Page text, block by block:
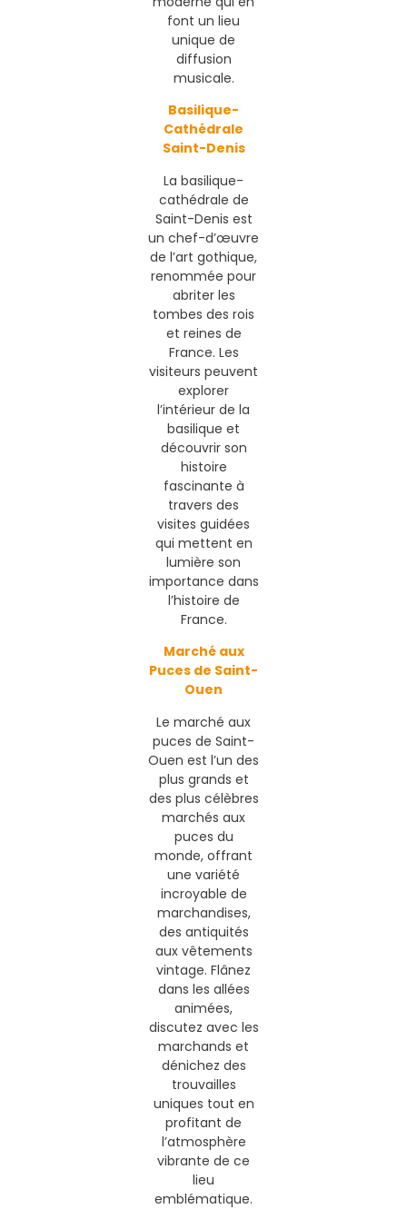
font un lieu
unique de
diffusion
musicale.
Basilique-
Cathédrale
Saint-Denis
La basilique-
cathédrale de
Saint-Denis est
un chef-d’œuvre
de l’art gothique,
renommée pour
abriter les
tombes des rois
et reines de
France. Les
visiteurs peuvent
explorer
l’intérieur de la
basilique et
découvrir son
histoire
fascinante à
travers des
visites guidées
qui mettent en
lumière son
importance dans
l’histoire de
France.
Marché aux
Puces de Saint-
Ouen
Le marché aux
puces de Saint-
Ouen est l’un des
plus grands et
des plus célèbres
marchés aux
puces du
monde, offrant
une variété
incroyable de
marchandises,
des antiquités
aux vêtements
vintage. Flânez
dans les allées
animées,
discutez avec les
marchands et
dénichez des
trouvailles
uniques tout en
profitant de
l’atmosphère
vibrante de ce
lieu
emblématique.